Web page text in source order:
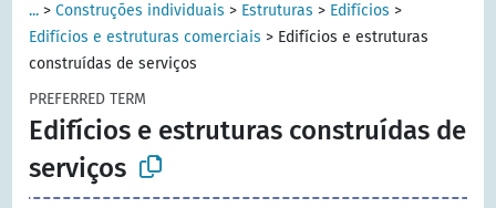
... >Construções individuais > Estruturas > Edifícios >
Edifícios e estruturas comerciais > Edifícios e estruturas
construídas de serviços
PREFERRED TERM
Edifícios e estruturas construídas de
serviços